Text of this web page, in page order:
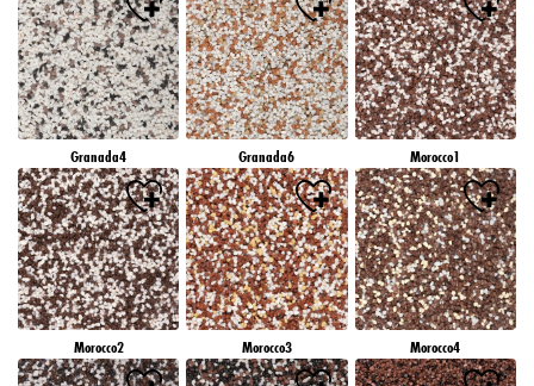
Granada4 Granada6 Morocco1
Morocco2 Morocco3 Morocco4